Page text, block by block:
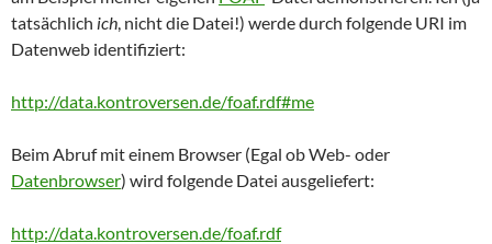
tatsächlich ich, nicht die Datei!) werde durch folgende URI im
Datenweb identifiziert:
http://data.kontroversen.de/foaf.rdf#me
Beim Abruf mit einem Browser (Egal ob Web- oder
Datenbrowser) wird folgende Datei ausgeliefert:
http://data.kontroversen.de/foaf.rdf